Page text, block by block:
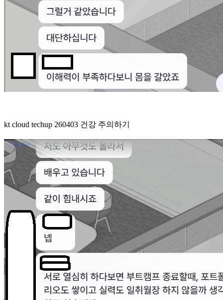
kt cloud techup 260403 건강 주의하기